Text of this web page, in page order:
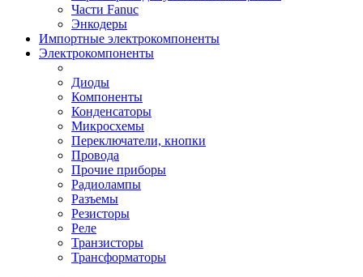
Части Fanuc
Энкодеры
Импортные электрокомпоненты
Электрокомпоненты
Диоды
Компоненты
Конденсаторы
Микросхемы
Переключатели, кнопки
Провода
Прочие приборы
Радиолампы
Разъемы
Резисторы
Реле
Транзисторы
Трансформаторы